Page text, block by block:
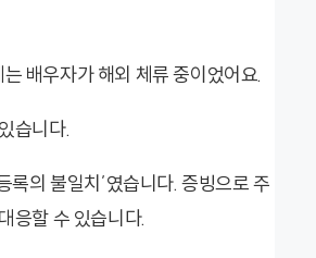
배우자가 해외 체류 중이었어요.
습니다.
록의 불일치’였습니다. 증빙으로 주
응할 수 있습니다.